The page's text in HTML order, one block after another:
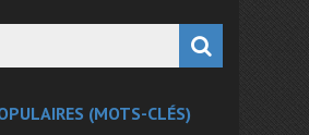
(MOTS-CLÉS)